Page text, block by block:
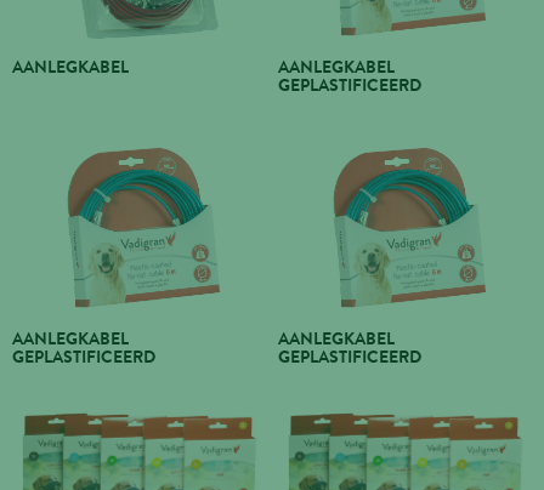
AANLEGKABEL AANLEGKABEL
GEPLASTIFICEERD
AANLEGKABEL
GEPLASTIFICEERD
AANLEGKABEL
GEPLASTIFICEERD